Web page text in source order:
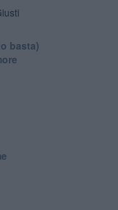
basta)